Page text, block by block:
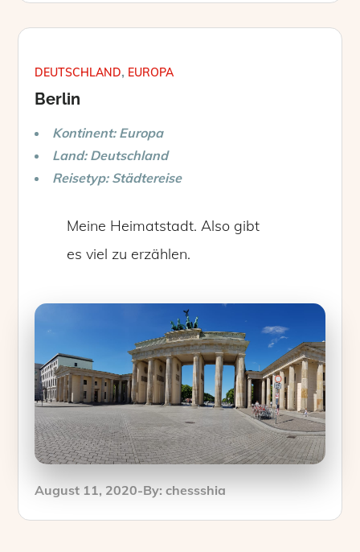
DEUTSCHLAND EUROPA
Berlin
Kontinent: Europa
Land: Deutschland
Reisetyp: Städtereise
Meine Heimatstadt. Also gibt
es viel zu erzählen.
Posted
August 11, 2020 By:chessshia